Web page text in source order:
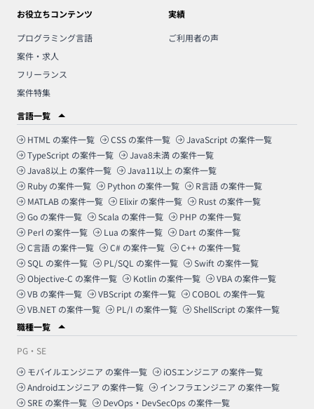
お役立ちコンテンツ
プログラミング言語
案件・求人
フリーランス
案件特集
実績
ご利用者の声
言語一覧
HTML の案件一覧 CSS の案件一覧 JavaScript の案件一覧
TypeScript の案件一覧 Java8未満 の案件一覧
Java8以上 の案件一覧 Java11以上 の案件一覧
Ruby の案件一覧 Python の案件一覧 R言語 の案件一覧
MATLAB の案件一覧 Elixir の案件一覧 Rust の案件一覧
Go の案件一覧 Scala の案件一覧 PHP の案件一覧
Perl の案件一覧 Lua の案件一覧 Dart の案件一覧
C言語 の案件一覧 C# の案件一覧 C++ の案件一覧
SQL の案件一覧 PL/SQL の案件一覧 Swift の案件一覧
Objective-C の案件一覧 Kotlin の案件一覧 VBA の案件一覧
VB の案件一覧 VBScript の案件一覧 COBOL の案件一覧
VB.NET の案件一覧 PL/I の案件一覧 ShellScript の案件一覧
職種一覧
PG・SE
モバイルエンジニア の案件一覧 iOSエンジニア の案件一覧
Androidエンジニア の案件一覧 インフラエンジニア の案件一覧
SRE の案件一覧 DevOps・DevSecOps の案件一覧